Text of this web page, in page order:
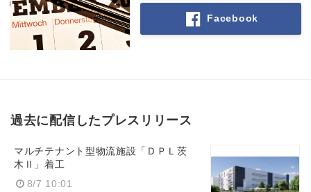
Facebook
過去に配信したプレスリリース
マルチテナント型物流施設「ＤＰＬ茨
木Ⅱ」着工
8/7 10:01